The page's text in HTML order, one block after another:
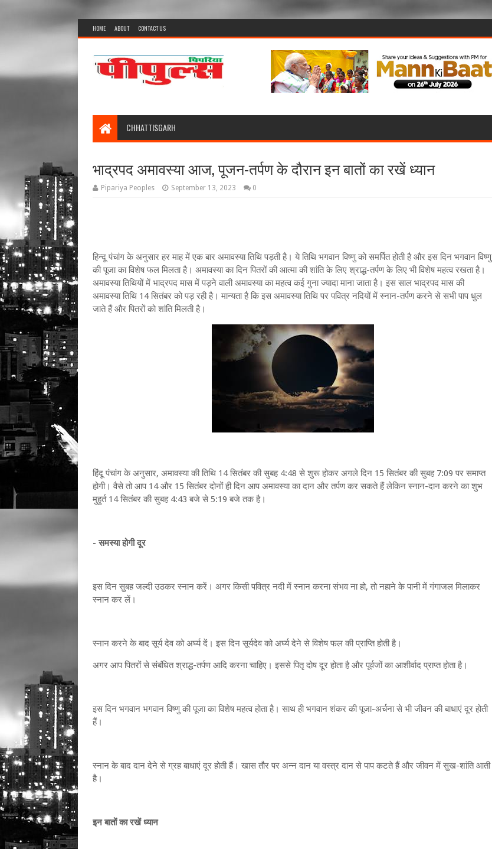
HOME ABOUT CONTACT US
CHHATTISGARH
भाद्रपद अमावस्या आज, पूजन-तर्पण के दौरान इन बातों का रखें ध्यान
Pipariya Peoples September 13, 2023 0
हिन्दू पंचांग के अनुसार हर माह में एक बार अमावस्या तिथि पड़ती है। ये तिथि भगवान विष्णु को समर्पित होती है और इस दिन भगवान विष्णु
की पूजा का विशेष फल मिलता है। अमावस्या का दिन पितरों की आत्मा की शांति के लिए श्राद्ध-तर्पण के लिए भी विशेष महत्व रखता है।
अमावस्या तिथियों में भाद्रपद मास में पड़ने वाली अमावस्या का महत्व कई गुना ज्यादा माना जाता है। इस साल भाद्रपद मास की
अमावस्या तिथि 14 सितंबर को पड़ रही है। मान्यता है कि इस अमावस्या तिथि पर पवित्र नदियों में स्नान-तर्पण करने से सभी पाप धुल
जाते हैं और पितरों को शांति मिलती है।
हिंदू पंचांग के अनुसार, अमावस्या की तिथि 14 सितंबर की सुबह 4:48 से शुरू होकर अगले दिन 15 सितंबर की सुबह 7:09 पर समाप्त
होगी। वैसे तो आप 14 और 15 सितंबर दोनों ही दिन आप अमावस्या का दान और तर्पण कर सकते हैं लेकिन स्नान-दान करने का शुभ
मुहुर्त 14 सितंबर की सुबह 4:43 बजे से 5:19 बजे तक है।
- समस्या होगी दूर
इस दिन सुबह जल्दी उठकर स्नान करें। अगर किसी पवित्र नदी में स्नान करना संभव ना हो, तो नहाने के पानी में गंगाजल मिलाकर
स्नान कर लें।
स्नान करने के बाद सूर्य देव को अर्घ्य दें। इस दिन सूर्यदेव को अर्घ्य देने से विशेष फल की प्राप्ति होती है।
अगर आप पितरों से संबंधित श्राद्ध-तर्पण आदि करना चाहिए। इससे पितृ दोष दूर होता है और पूर्वजों का आशीर्वाद प्राप्त होता है।
इस दिन भगवान भगवान विष्णु की पूजा का विशेष महत्व होता है। साथ ही भगवान शंकर की पूजा-अर्चना से भी जीवन की बाधाएं दूर होती
हैं।
स्नान के बाद दान देने से ग्रह बाधाएं दूर होती हैं। खास तौर पर अन्न दान या वस्त्र दान से पाप कटते हैं और जीवन में सुख-शांति आती
है।
इन बातों का रखें ध्यान